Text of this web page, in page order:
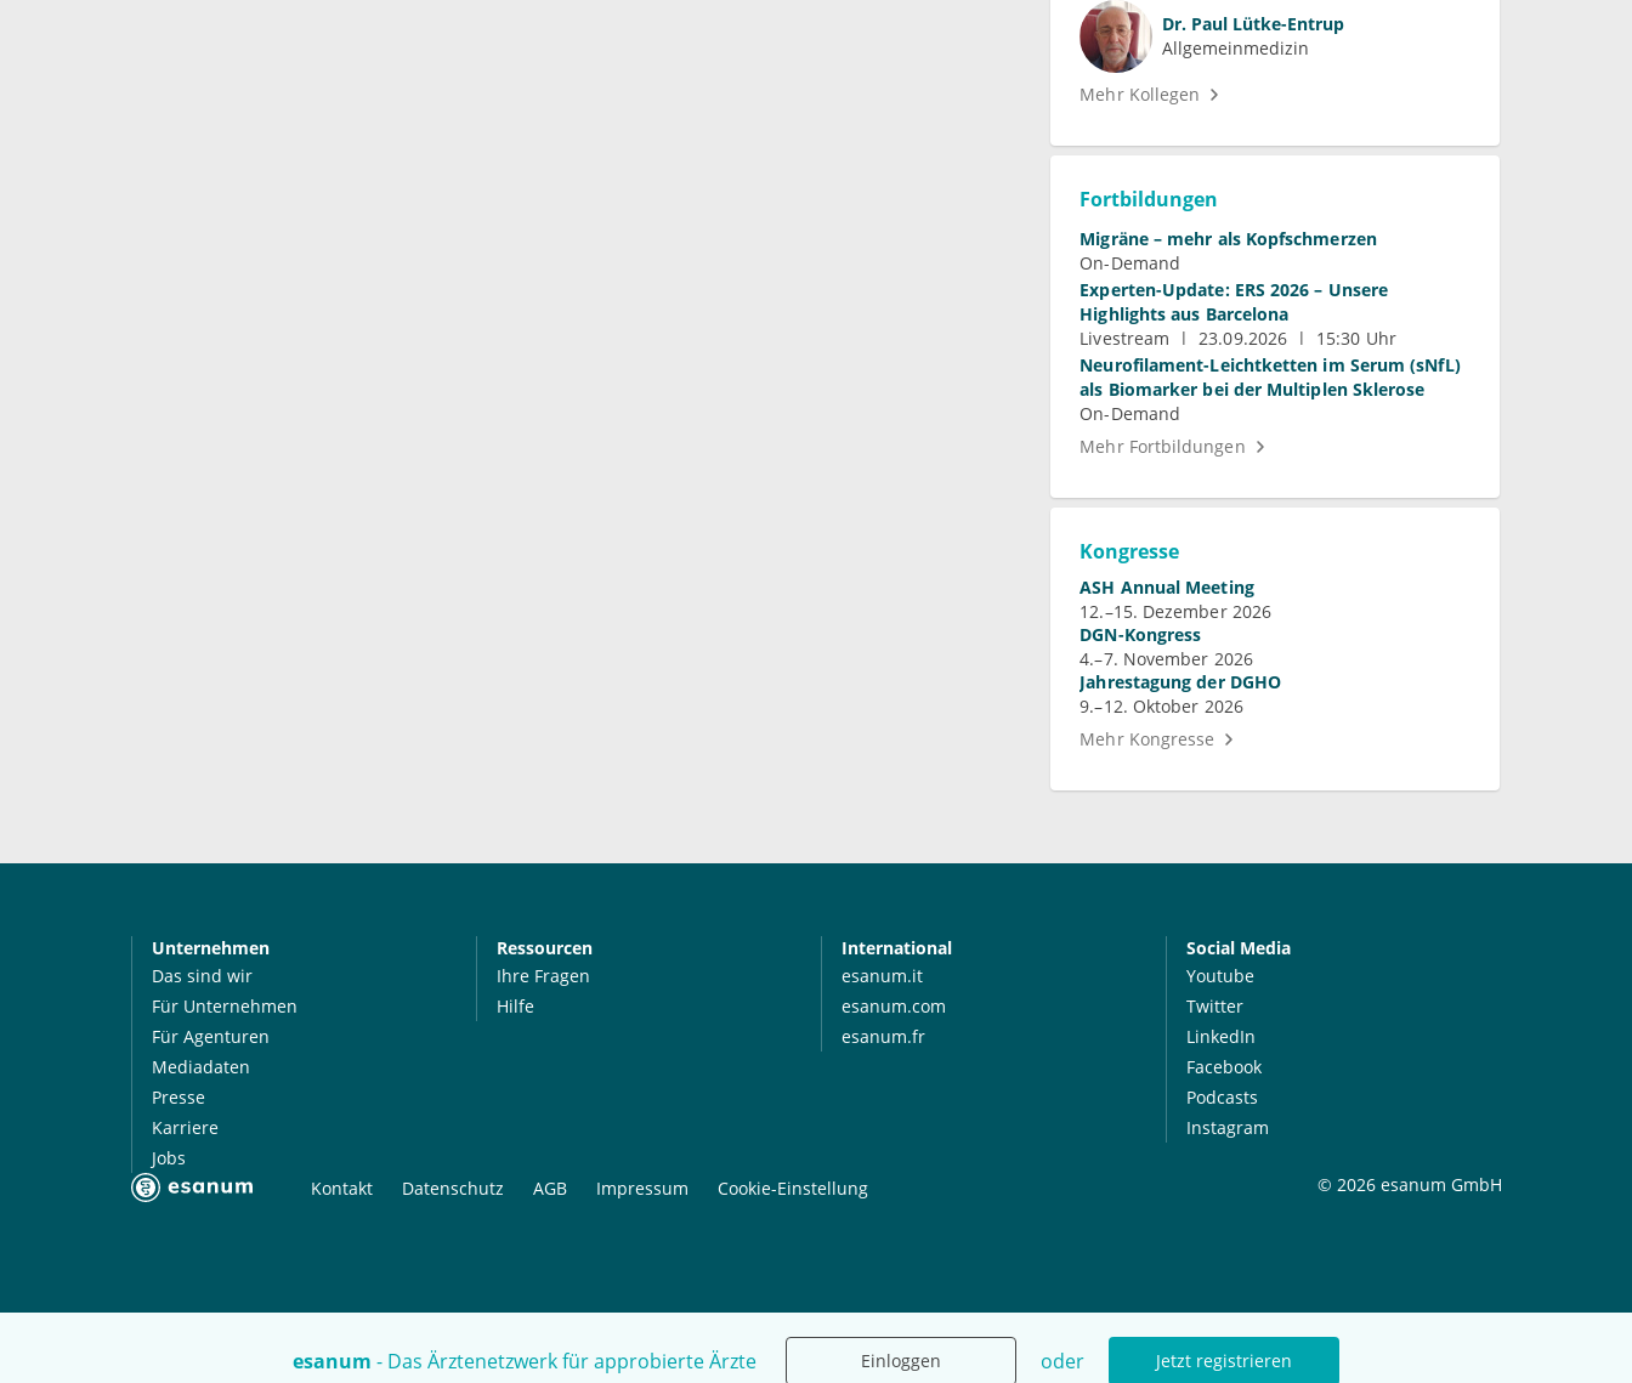
esanum - Das Ärztenetzwerk für approbierte Ärzte Einloggen oder Jetzt registrieren
Dr. Paul Lütke-Entrup
Allgemeinmedizin
Mehr Kollegen
Fortbildungen
Migräne – mehr als Kopfschmerzen
On-Demand
Experten-Update: ERS 2026 – Unsere
Highlights aus Barcelona
Livestream
23.09.2026
15:30 Uhr
Neurofilament-Leichtketten im Serum (sNfL)
als Biomarker bei der Multiplen Sklerose
On-Demand
Mehr Fortbildungen
Kongresse
ASH Annual Meeting
12.–15. Dezember 2026
DGN-Kongress
4.–7. November 2026
Jahrestagung der DGHO
9.–12. Oktober 2026
Mehr Kongresse
Unternehmen
Das sind wir
Für Unternehmen
Für Agenturen
Mediadaten
Presse
Karriere
Jobs
Ressourcen
Ihre Fragen
Hilfe
International
esanum.it
esanum.com
esanum.fr
Social Media
Youtube
Twitter
LinkedIn
Facebook
Podcasts
Instagram
Kontakt Datenschutz AGB Impressum Cookie-Einstellung © 2026 esanum GmbH